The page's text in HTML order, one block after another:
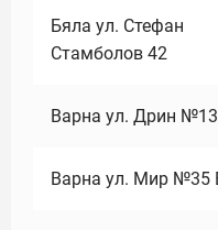
Бяла ул. Стефан
Стамболов 42
Варна ул. Дрин №13
Варна ул. Мир №35